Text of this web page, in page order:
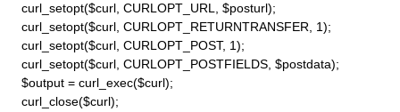
    curl_setopt($curl, CURLOPT_URL, $posturl);
    curl_setopt($curl, CURLOPT_RETURNTRANSFER, 1);
    curl_setopt($curl, CURLOPT_POST, 1);
    curl_setopt($curl, CURLOPT_POSTFIELDS, $postdata);
    $output = curl_exec($curl);
    curl_close($curl);